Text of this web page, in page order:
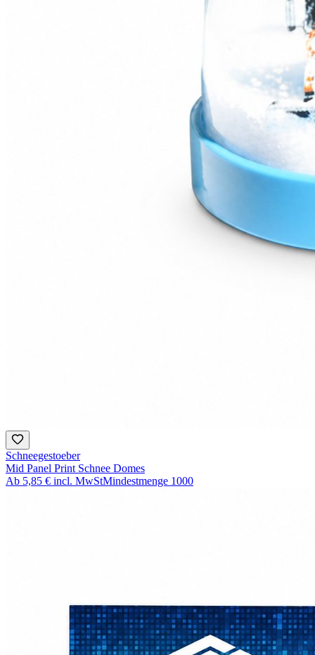
Schneegestoeber
Mid Panel Print Schnee Domes
Ab 5,85 € incl. MwStMindestmenge 1000